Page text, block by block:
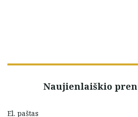
Naujienlaiškio